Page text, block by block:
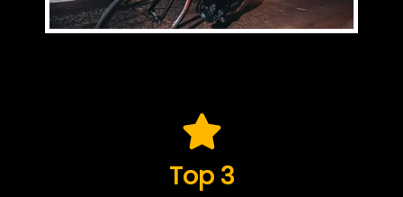
Top 3